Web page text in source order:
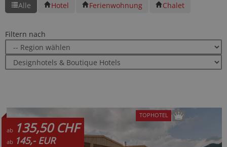
Alle Hotel Ferienwohnung Chalet
Filtern nach
ab 135,50 CHF
ab 145,- EUR
TOPHOTEL